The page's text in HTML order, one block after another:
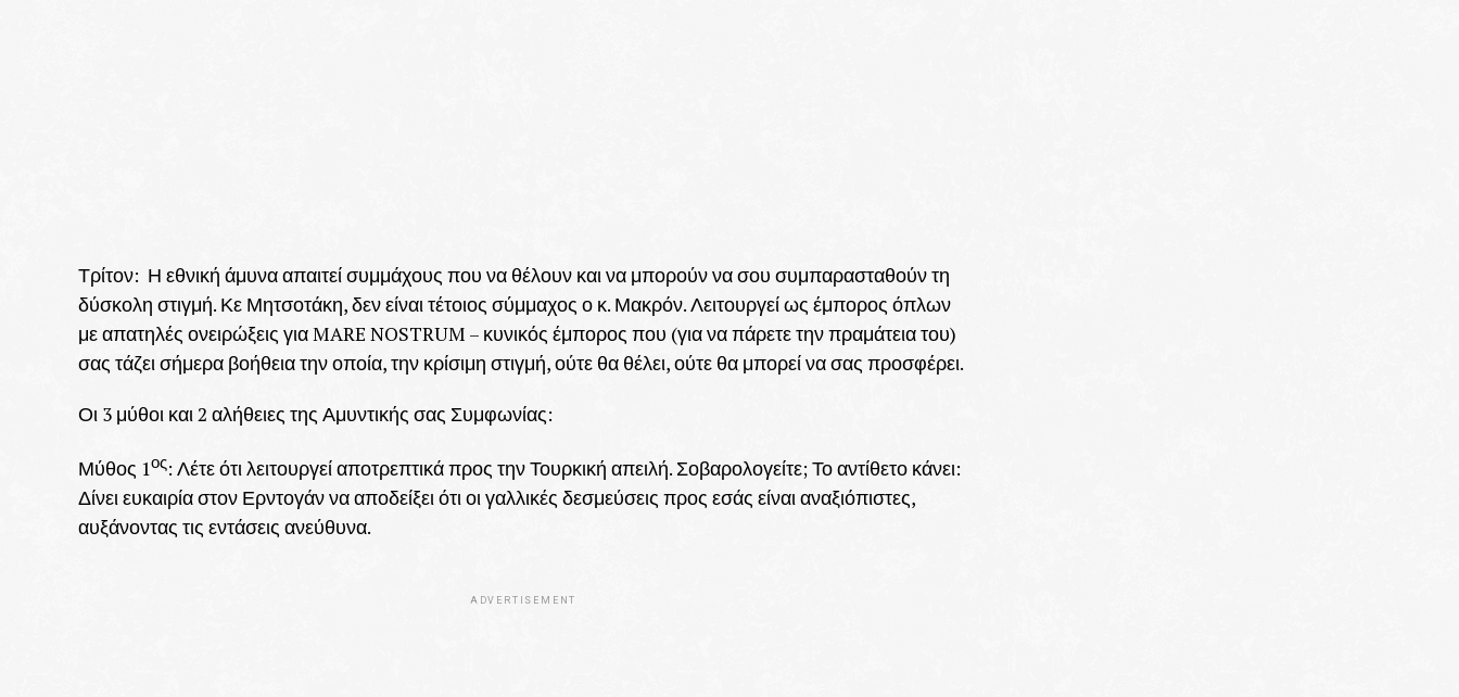
Τρίτον: Η εθνική άμυνα απαιτεί συμμάχους που να θέλουν και να μπορούν να σου συμπαρασταθούν τη
δύσκολη στιγμή. Κε Μητσοτάκη, δεν είναι τέτοιος σύμμαχος ο κ. Μακρόν. Λειτουργεί ως έμπορος όπλων
με απατηλές ονειρώξεις για MARE NOSTRUM – κυνικός έμπορος που (για να πάρετε την πραμάτεια του)
σας τάζει σήμερα βοήθεια την οποία, την κρίσιμη στιγμή, ούτε θα θέλει, ούτε θα μπορεί να σας προσφέρει.
Οι 3 μύθοι και 2 αλήθειες της Αμυντικής σας Συμφωνίας:
Μύθος 1ος: Λέτε ότι λειτουργεί αποτρεπτικά προς την Τουρκική απειλή. Σοβαρολογείτε; Το αντίθετο κάνει:
Δίνει ευκαιρία στον Ερντογάν να αποδείξει ότι οι γαλλικές δεσμεύσεις προς εσάς είναι αναξιόπιστες,
αυξάνοντας τις εντάσεις ανεύθυνα.
ADVERTISEMENT